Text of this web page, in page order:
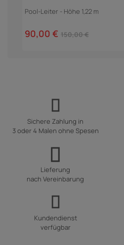
Pool-Leiter - Höhe 1,22 m
90,00 € 150,00 €
Sichere Zahlung in
3 oder 4 Malen ohne Spesen
Lieferung
nach Vereinbarung
Kundendienst
verfügbar